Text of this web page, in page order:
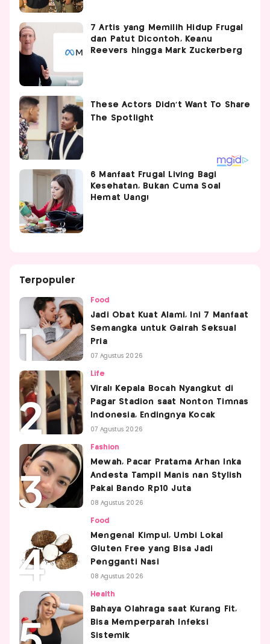
7 Artis yang Memilih Hidup Frugal
dan Patut Dicontoh, Keanu
Reevers hingga Mark Zuckerberg
6 Manfaat Frugal Living Bagi
Kesehatan, Bukan Cuma Soal
Hemat Uang!
Terpopuler
Food
Jadi Obat Kuat Alami, Ini 7 Manfaat
Semangka untuk Gairah Seksual
Pria
07 Agustus 2026
Life
Viral! Kepala Bocah Nyangkut di
Pagar Stadion saat Nonton Timnas
Indonesia, Endingnya Kocak
07 Agustus 2026
Fashion
Mewah, Pacar Pratama Arhan Inka
Andesta Tampil Manis nan Stylish
Pakai Bando Rp10 Juta
08 Agustus 2026
Food
Mengenal Kimpul, Umbi Lokal
Gluten Free yang Bisa Jadi
Pengganti Nasi
08 Agustus 2026
Health
Bahaya Olahraga saat Kurang Fit,
Bisa Memperparah Infeksi
Sistemik